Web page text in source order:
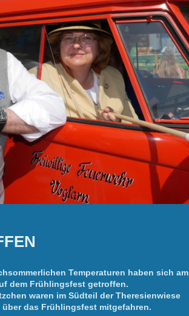
Temperaturen haben sich am
dem Frühlingsfest getroffen.
waren im Südteil der Theresienwiese
das Frühlingsfest mitgefahren.